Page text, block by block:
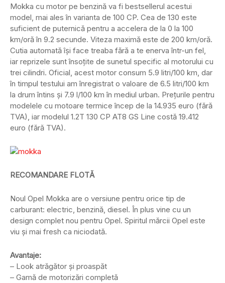
Mokka cu motor pe benzină va fi bestsellerul acestui
model, mai ales în varianta de 100 CP. Cea de 130 este
suficient de puternică pentru a accelera de la 0 la 100
km/oră în 9.2 secunde. Viteza maximă este de 200 km/oră.
Cutia automată își face treaba fără a te enerva într-un fel,
iar reprizele sunt însoțite de sunetul specific al motorului cu
trei cilindri. Oficial, acest motor consum 5.9 litri/100 km, dar
în timpul testului am înregistrat o valoare de 6.5 litri/100 km
la drum întins și 7.9 l/100 km în mediul urban. Prețurile pentru
modelele cu motoare termice încep de la 14.935 euro (fără
TVA), iar modelul 1.2T 130 CP AT8 GS Line costă 19.412
euro (fără TVA).
RECOMANDARE FLOTĂ
Noul Opel Mokka are o versiune pentru orice tip de
carburant: electric, benzină, diesel. În plus vine cu un
design complet nou pentru Opel. Spiritul mărcii Opel este
viu și mai fresh ca niciodată.
Avantaje:
– Look atrăgător și proaspăt
– Gamă de motorizări completă